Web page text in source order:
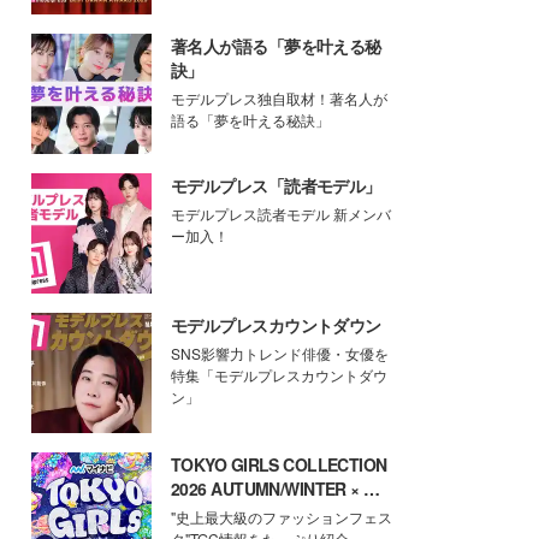
著名人が語る「夢を叶える秘
訣」
モデルプレス独自取材！著名人が
語る「夢を叶える秘訣」
モデルプレス「読者モデル」
モデルプレス読者モデル 新メンバ
ー加入！
モデルプレスカウントダウン
SNS影響力トレンド俳優・女優を
特集「モデルプレスカウントダウ
ン」
TOKYO GIRLS COLLECTION
2026 AUTUMN/WINTER × モ
デルプレス
"史上最大級のファッションフェス